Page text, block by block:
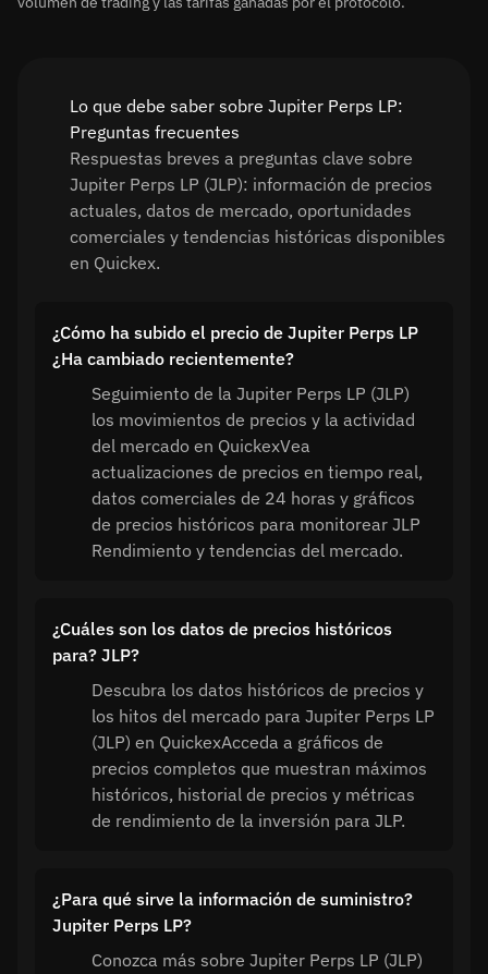
Lo que debe saber sobre Jupiter Perps LP:
Preguntas frecuentes
Respuestas breves a preguntas clave sobre
Jupiter Perps LP (JLP): información de precios
actuales, datos de mercado, oportunidades
comerciales y tendencias históricas disponibles
en Quickex.
¿Cómo ha subido el precio de Jupiter Perps LP
¿Ha cambiado recientemente?
Seguimiento de la Jupiter Perps LP (JLP)
los movimientos de precios y la actividad
del mercado en QuickexVea
actualizaciones de precios en tiempo real,
datos comerciales de 24 horas y gráficos
de precios históricos para monitorear JLP
Rendimiento y tendencias del mercado.
¿Cuáles son los datos de precios históricos
para? JLP?
Descubra los datos históricos de precios y
los hitos del mercado para Jupiter Perps LP
(JLP) en QuickexAcceda a gráficos de
precios completos que muestran máximos
históricos, historial de precios y métricas
de rendimiento de la inversión para JLP.
¿Para qué sirve la información de suministro?
Jupiter Perps LP?
Conozca más sobre Jupiter Perps LP (JLP)